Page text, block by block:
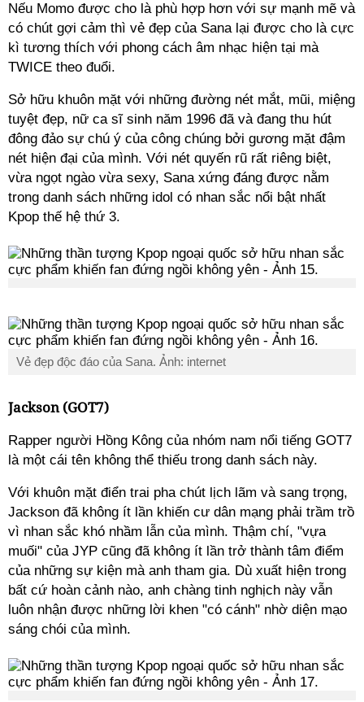
Nếu Momo được cho là phù hợp hơn với sự mạnh mẽ và
có chút gợi cảm thì vẻ đẹp của Sana lại được cho là cực
kì tương thích với phong cách âm nhạc hiện tại mà
TWICE theo đuổi.
Sở hữu khuôn mặt với những đường nét mắt, mũi, miệng
tuyệt đẹp, nữ ca sĩ sinh năm 1996 đã và đang thu hút
đông đảo sự chú ý của công chúng bởi gương mặt đậm
nét hiện đại của mình. Với nét quyến rũ rất riêng biệt,
vừa ngọt ngào vừa sexy, Sana xứng đáng được nằm
trong danh sách những idol có nhan sắc nổi bật nhất
Kpop thế hệ thứ 3.
Vẻ đẹp độc đáo của Sana. Ảnh: internet
Jackson (GOT7)
Rapper người Hồng Kông của nhóm nam nổi tiếng GOT7
là một cái tên không thể thiếu trong danh sách này.
Với khuôn mặt điển trai pha chút lịch lãm và sang trọng,
Jackson đã không ít lần khiến cư dân mạng phải trầm trồ
vì nhan sắc khó nhầm lẫn của mình. Thậm chí, "vựa
muối" của JYP cũng đã không ít lần trở thành tâm điểm
của những sự kiện mà anh tham gia. Dù xuất hiện trong
bất cứ hoàn cảnh nào, anh chàng tinh nghịch này vẫn
luôn nhận được những lời khen "có cánh" nhờ diện mạo
sáng chói của mình.